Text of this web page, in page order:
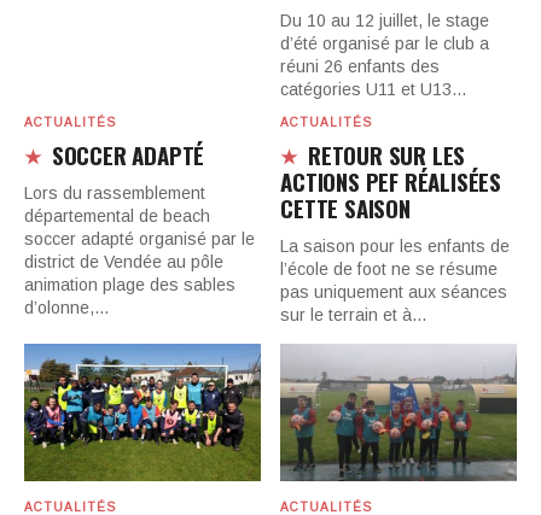
Du 10 au 12 juillet, le stage
d’été organisé par le club a
réuni 26 enfants des
catégories U11 et U13…
ACTUALITÉS
SOCCER ADAPTÉ
Lors du rassemblement
départemental de beach
soccer adapté organisé par le
district de Vendée au pôle
animation plage des sables
d’olonne,…
ACTUALITÉS
RETOUR SUR LES
ACTIONS PEF RÉALISÉES
CETTE SAISON
La saison pour les enfants de
l’école de foot ne se résume
pas uniquement aux séances
sur le terrain et à…
ACTUALITÉS ACTUALITÉS